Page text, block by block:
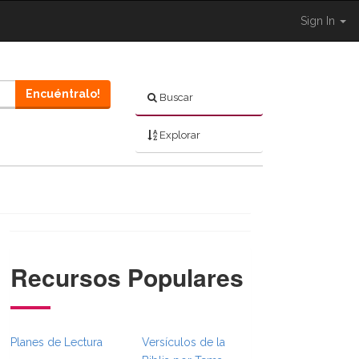
Sign In
Buscar
Explorar
Encuéntralo!
}} }}
Recursos Populares
Planes de Lectura
Versículos de la